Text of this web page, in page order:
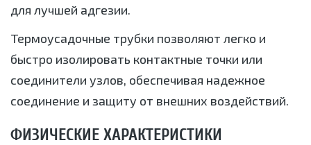
для лучшей адгезии.
Термоусадочные трубки позволяют легко и
быстро изолировать контактные точки или
соединители узлов, обеспечивая надежное
соединение и защиту от внешних воздействий.
ФИЗИЧЕСКИЕ ХАРАКТЕРИСТИКИ